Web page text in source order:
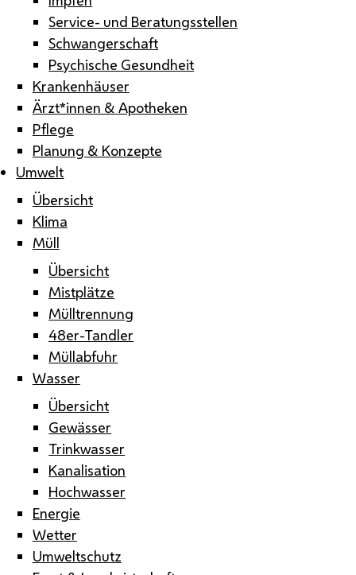
Service- und Beratungsstellen
Schwangerschaft
Psychische Gesundheit
Krankenhäuser
Ärzt*innen & Apotheken
Pflege
Planung & Konzepte
Umwelt
Übersicht
Klima
Müll
Übersicht
Mistplätze
Mülltrennung
48er-Tandler
Müllabfuhr
Wasser
Übersicht
Gewässer
Trinkwasser
Kanalisation
Hochwasser
Energie
Wetter
Umweltschutz